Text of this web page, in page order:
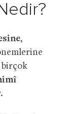
,
birçok